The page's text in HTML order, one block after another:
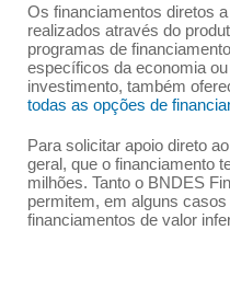
Os financiamentos diretos
realizados através do
programas de
específicos da economia
investimento, também
todas as opções de
Para solicitar apoio direto
geral, que o financiamento
milhões. Tanto o BNDES
permitem, em alguns
financiamentos de valor